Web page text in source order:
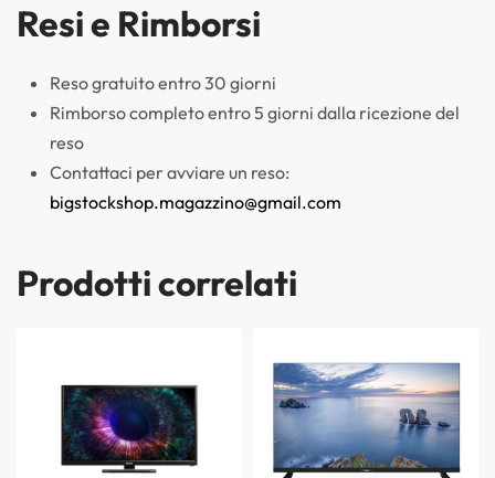
Resi e Rimborsi
Reso gratuito entro 30 giorni
Rimborso completo entro 5 giorni dalla ricezione del
reso
Contattaci per avviare un reso:
bigstockshop.magazzino@gmail.com
Prodotti correlati